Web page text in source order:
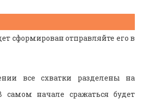
сформирован отправляйте его в
все схватки разделены на
самом начале сражаться будет